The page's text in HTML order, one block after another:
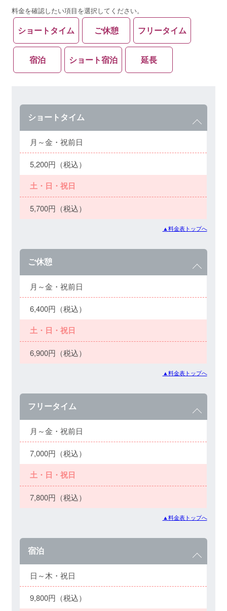
料金を確認したい項目を選択してください。
ショートタイム ご休憩 フリータイム
宿泊 ショート宿泊 延長
ショートタイム
月～金・祝前日
5,200円（税込）
土・日・祝日
5,700円（税込）
▲料金表トップへ
ご休憩
月～金・祝前日
6,400円（税込）
土・日・祝日
6,900円（税込）
▲料金表トップへ
フリータイム
月～金・祝前日
7,000円（税込）
土・日・祝日
7,800円（税込）
▲料金表トップへ
宿泊
日～木・祝日
9,800円（税込）